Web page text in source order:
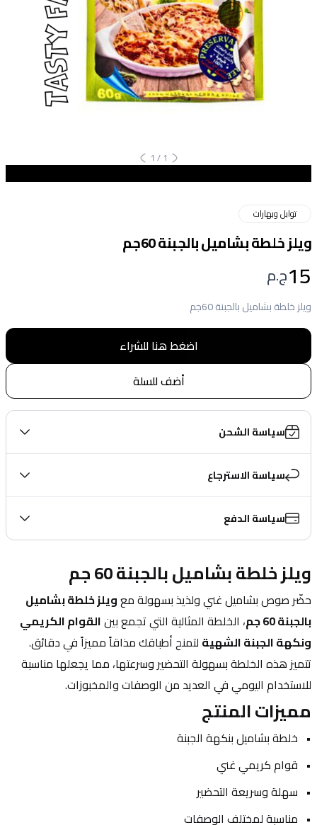
1
/
1
توابل وبهارات
ويلز خلطة بشاميل بالجبنة 60جم
15ج.م
ويلز خلطة بشاميل بالجبنة 60جم
اضغط هنا للشراء
أضف للسلة
سياسة الشحن
سياسة الاسترجاع
سياسة الدفع
ويلز خلطة بشاميل بالجبنة 60 جم
حضّر صوص بشاميل غني ولذيذ بسهولة مع
بالجبنة 60 جم
، الخلطة المثالية التي تجمع بين
ونكهة الجبنة الشهية لتمنح أطباقك مذاقاً مميزاً في دقائق.
للاستخدام اليومي في العديد من الوصفات والمخبوزات.
مميزات المنتج
خلطة بشاميل بنكهة الجبنة
قوام كريمي غني
سهلة وسريعة التحضير
مناسبة لمختلف الوصفات